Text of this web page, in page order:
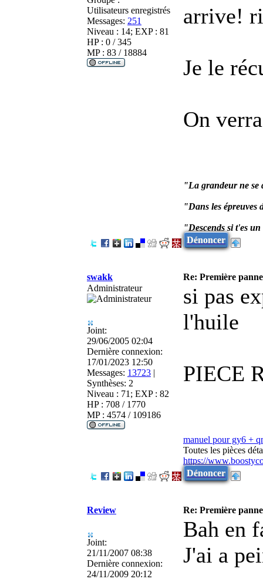
Utilisateurs enregistrés
Messages: 251
Niveau : 14; EXP : 81
HP : 0 / 345
MP : 83 / 18884
arrive!
Je le
On
"La grandeur ne se
"Dans les épreuves
"Descends si t'es
Dénoncer
swakk
Re: Première
Administrateur
Joint:
29/06/2005 02:04
Dernière connexion:
17/01/2023 12:50
Messages: 13723 |
Synthèses: 2
Niveau : 71; EXP : 82
HP : 708 / 1770
MP : 4574 / 109186
si pas
l'huile
PIECE
manuel pour gy6 +
Toutes les pièces
https://
Dénoncer
Review Re: Première
Joint:
21/11/2007 08:38
Dernière connexion:
24/11/2009 20:12
Bah en
J'ai a